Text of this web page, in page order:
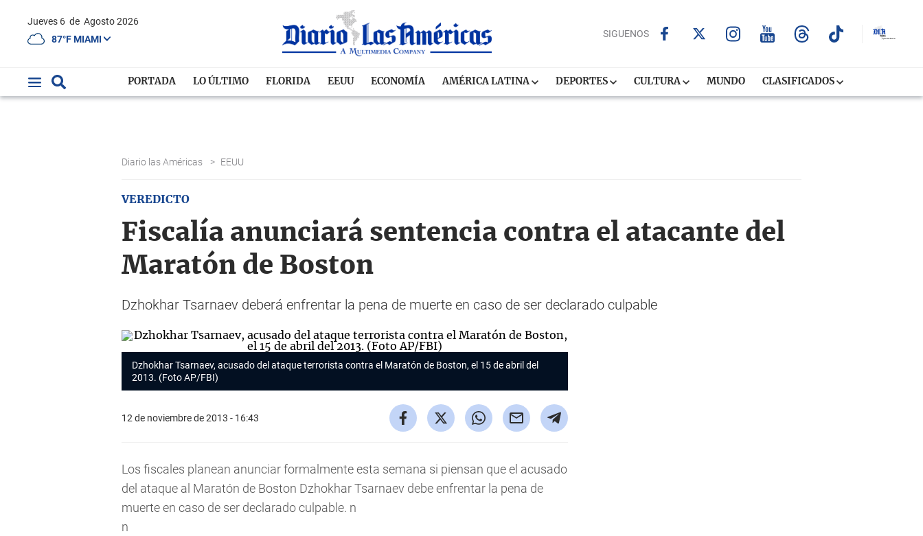
Jueves 6 de Agosto 2026
87°F MIAMI
SIGUENOS
PORTADA LO ÚLTIMO FLORIDA EEUU ECONOMÍA AMÉRICA LATINA DEPORTES CULTURA MUNDO CLASIFICADOS
Diario las Américas > EEUU
VEREDICTO
Fiscalía anunciará sentencia contra el atacante del
Maratón de Boston
Dzhokhar Tsarnaev deberá enfrentar la pena de muerte en caso de ser declarado culpable
Dzhokhar Tsarnaev, acusado del ataque terrorista contra el Maratón de Boston, el 15 de abril del
2013. (Foto AP/FBI)
12 de noviembre de 2013 - 16:43
Los fiscales planean anunciar formalmente esta semana si piensan que el acusado
del ataque al Maratón de Boston Dzhokhar Tsarnaev debe enfrentar la pena de
muerte en caso de ser declarado culpable. n
n